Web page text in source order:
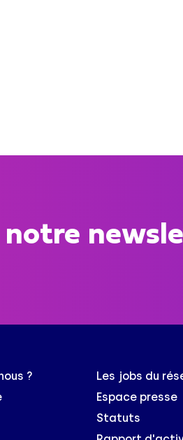
notre
?
Les jobs du
Espace presse
Statuts